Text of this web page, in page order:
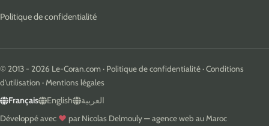
Politique de confidentialité
© 2013 - 2026 Le-Coran.com · Politique de confidentialité·Conditions
d'utilisation ·Mentions légales
Français English العربية
Développé avec ♥ par Nicolas Delmouly—agence web au Maroc